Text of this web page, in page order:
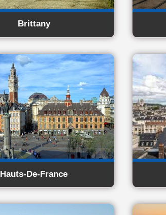
Brittany
Hauts-De-France